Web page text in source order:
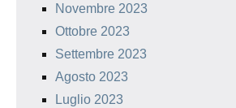
Novembre 2023
Ottobre 2023
Settembre 2023
Agosto 2023
Luglio 2023